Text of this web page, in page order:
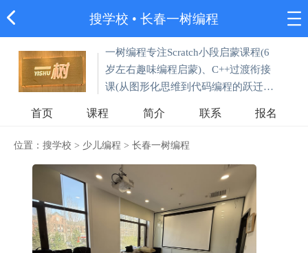
搜学校 • 长春一树编程
一树编程专注Scratch小段启蒙课程(6
岁左右趣味编程启蒙)、C++过渡衔接
课(从图形化思维到代码编程的跃迁)
构与算法课)。
首页 课程 简介 联系 报名
位置： 搜学校 > 少儿编程 > 长春一树编程